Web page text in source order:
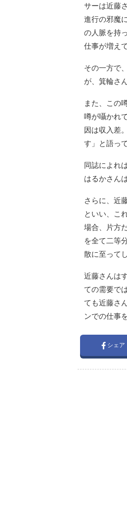
サーは近藤
進行の邪魔
の人脈を持
仕事が増え
その一方で
が、箕輪さ
また、この
噂が囁かれ
因は収入差
す」と語っ
同誌によれ
はるかさん
さらに、近
といい、こ
場合、片方
を全て二等
散に至って
近藤さんは
ての需要で
ても近藤さ
ンでの仕事
シェア